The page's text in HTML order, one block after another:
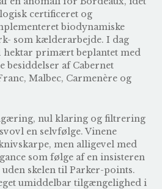
certificeret og
biodynamiske
som kælderarbejde. I dag
hektar primært beplantet med
af Cabernet
Malbec, Carmenère og
nul klaring og filtrering
en selvfølge. Vinene
men alligevel med
som følge af en insisteren
uden skelen til Parker-points.
umiddelbar tilgængelighed i